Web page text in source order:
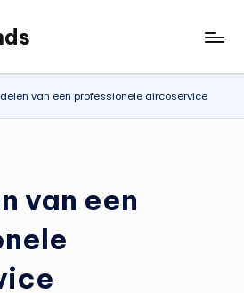
van een professionele aircoservice
van een